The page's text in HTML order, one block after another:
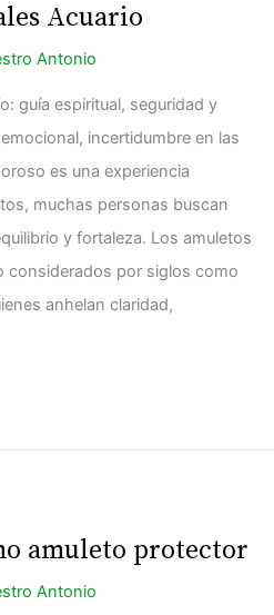
Acuario
Antonio
guía espiritual, seguridad y
incertidumbre en las
es una experiencia
muchas personas buscan
y fortaleza. Los amuletos
considerados por siglos como
anhelan claridad,
amuleto protector
Antonio